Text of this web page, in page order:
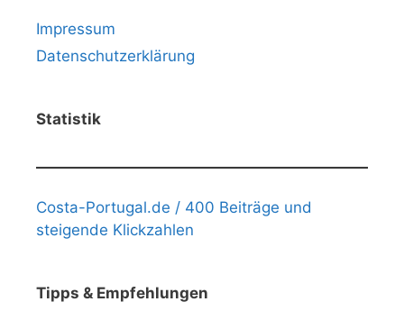
Impressum
Datenschutzerklärung
Statistik
Costa-Portugal.de / 400 Beiträge und
steigende Klickzahlen
Tipps & Empfehlungen